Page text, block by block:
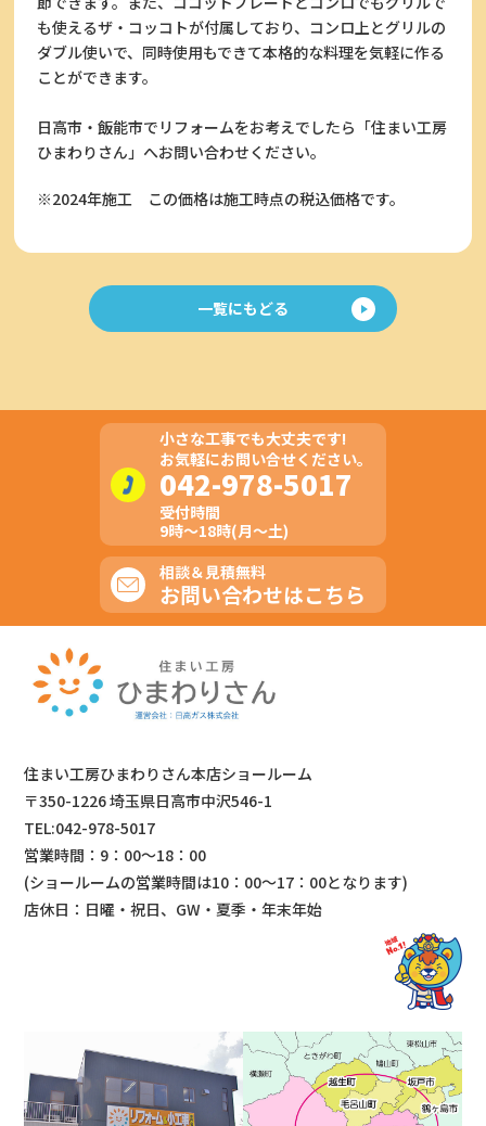
も使えるザ・コッコトが付属しており、コンロ上とグリルの
ダブル使いで、同時使用もできて本格的な料理を気軽に作る
ことができます。
日高市・飯能市でリフォームをお考えでしたら「住まい工房
ひまわりさん」へお問い合わせください。
※2024年施工 この価格は施工時点の税込価格です。
一覧にもどる
小さな工事でも大丈夫です!
お気軽にお問い合せください。
042-978-5017
受付時間
9時～18時(月～土)
相談＆見積無料
お問い合わせはこちら
住まい工房ひまわりさん本店ショールーム
〒350-1226 埼玉県日高市中沢546-1
TEL:042-978-5017
営業時間：9：00～18：00
(ショールームの営業時間は10：00～17：00となります)
店休日：日曜・祝日、GW・夏季・年末年始